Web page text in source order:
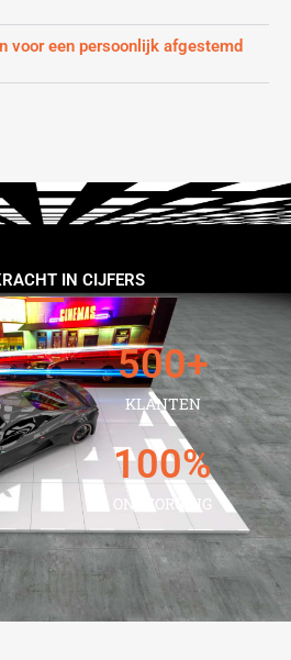
voor een persoonlijk afgestemd
IN CIJFERS
KLANTEN
500+
ONTZORGING
100%